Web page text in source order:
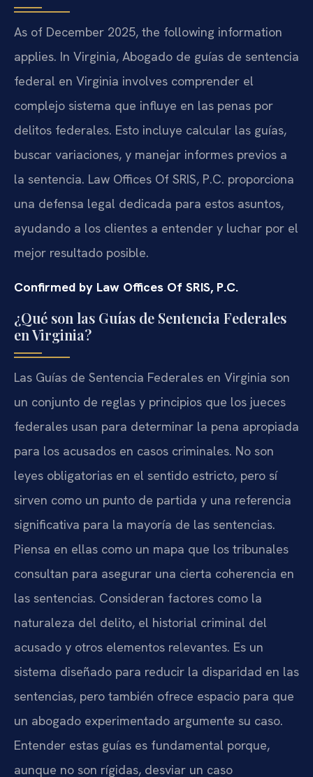
As of December 2025, the following information
applies. In Virginia, Abogado de guías de sentencia
federal en Virginia involves comprender el
complejo sistema que influye en las penas por
delitos federales. Esto incluye calcular las guías,
buscar variaciones, y manejar informes previos a
la sentencia. Law Offices Of SRIS, P.C. proporciona
una defensa legal dedicada para estos asuntos,
ayudando a los clientes a entender y luchar por el
mejor resultado posible.
Confirmed by Law Offices Of SRIS, P.C.
¿Qué son las Guías de Sentencia Federales
en Virginia?
Las Guías de Sentencia Federales en Virginia son
un conjunto de reglas y principios que los jueces
federales usan para determinar la pena apropiada
para los acusados en casos criminales. No son
leyes obligatorias en el sentido estricto, pero sí
sirven como un punto de partida y una referencia
significativa para la mayoría de las sentencias.
Piensa en ellas como un mapa que los tribunales
consultan para asegurar una cierta coherencia en
las sentencias. Consideran factores como la
naturaleza del delito, el historial criminal del
acusado y otros elementos relevantes. Es un
sistema diseñado para reducir la disparidad en las
sentencias, pero también ofrece espacio para que
un abogado experimentado argumente su caso.
Entender estas guías es fundamental porque,
aunque no son rígidas, desviar un caso